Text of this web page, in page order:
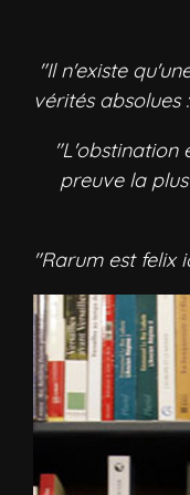
"Il n'existe
vérités absolues
"L'obstination
preuve la
"Rarum est felix